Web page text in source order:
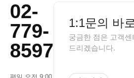
02-
779-
8597
1:1문의 바
궁금한 점은 고객
드리겠습니다.